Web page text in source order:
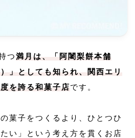
つ満月は、「阿闍梨餅本舗
」としても知られ、関西エリ
を誇る和菓子店です。
菓子をつくるより、ひとつひ
い」という考え方を貫くお店